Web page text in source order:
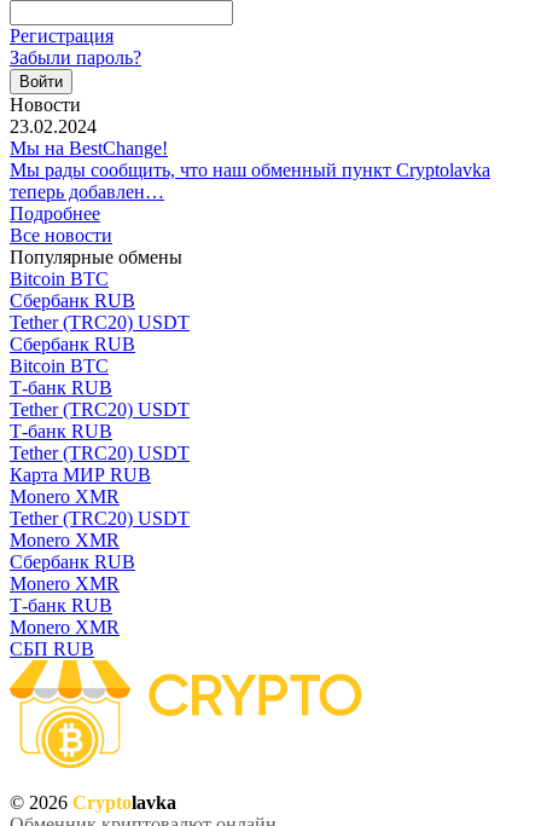
Регистрация
Забыли пароль?
Новости
23.02.2024
Мы на BestChange!
Мы рады сообщить, что наш обменный пункт Cryptolavka
теперь добавлен…
Подробнее
Все новости
Популярные обмены
Bitcoin BTC
Сбербанк RUB
Tether (TRC20) USDT
Сбербанк RUB
Bitcoin BTC
Т-банк RUB
Tether (TRC20) USDT
Т-банк RUB
Tether (TRC20) USDT
Карта МИР RUB
Monero XMR
Tether (TRC20) USDT
Monero XMR
Сбербанк RUB
Monero XMR
Т-банк RUB
Monero XMR
СБП RUB
© 2026 Cryptolavka